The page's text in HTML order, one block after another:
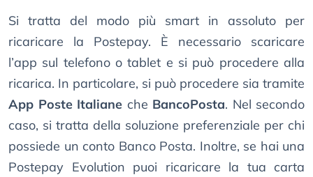
Si tratta del modo più smart in assoluto per
ricaricare la Postepay. È necessario scaricare
l’app sul telefono o tablet e si può procedere alla
ricarica. In particolare, si può procedere sia tramite
App Poste Italiane che BancoPosta. Nel secondo
caso, si tratta della soluzione preferenziale per chi
possiede un conto Banco Posta. Inoltre, se hai una
Postepay Evolution puoi ricaricare la tua carta